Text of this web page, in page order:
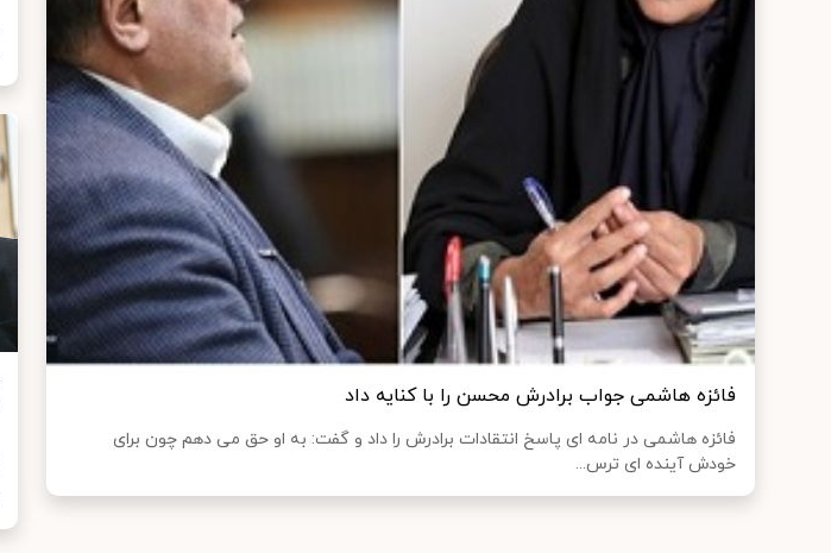
فائزه هاشمی جواب برادرش محسن را با کنایه داد
فائزه هاشمی در نامه ای پاسخ انتقادات برادرش را داد و گفت: به او حق می دهم چون برای
خودش آینده ای ترس...